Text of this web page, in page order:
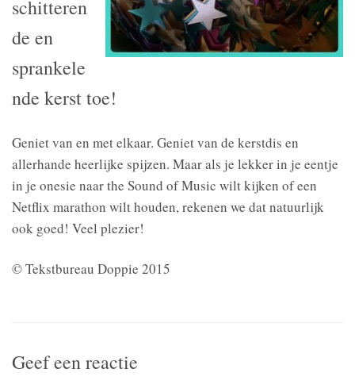
schitteren
de en
sprankele
nde kerst toe!
Geniet van en met elkaar. Geniet van de kerstdis en
allerhande heerlijke spijzen. Maar als je lekker in je eentje
in je onesie naar the Sound of Music wilt kijken of een
Netflix marathon wilt houden, rekenen we dat natuurlijk
ook goed! Veel plezier!
© Tekstbureau Doppie 2015
Geef een reactie